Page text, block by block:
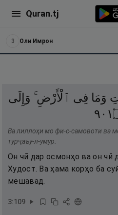
Quran.tj
3 Оли Имрон
وَمَا فِى ٱلْأَرْضِ ۚ وَإِلَى
١٠٩
Ва лиллоҳи мо фи-с-самовоти ва
турҷаъу-л-умур.
Он чӣ дар осмонҳо ва он чӣ
Худост. Ва ҳама корҳо ба
мешавад.
3:109